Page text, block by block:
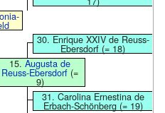
30. Enrique XXIV de Reuss-
Ebersdorf (= 18)
15.Augusta de
Reuss-Ebersdorf (=
9)
31. Carolina Ernestina de
Erbach-Schönberg (= 19)